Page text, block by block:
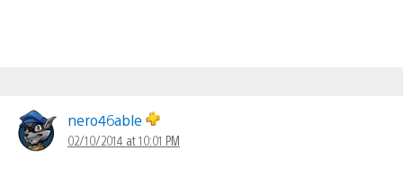
nero46able
02/10/2014 at 10:01 PM